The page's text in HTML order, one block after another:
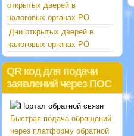
открытых дверей в
налоговых органах РО
Дни открытых дверей в
налоговых органах РО
QR код для подачи
заявлений через ПОС
Быстрая подача обращений
через платформу обратной